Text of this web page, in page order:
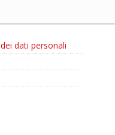
dati personali